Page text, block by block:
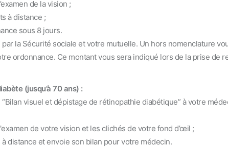
de la vision ;
à distance ;
sous 8 jours.
la Sécurité sociale et votre mutuelle. Un hors nomenclature
ordonnance. Ce montant vous sera indiqué lors de la prise de
(jusqu’à 70 ans) :
visuel et dépistage de rétinopathie diabétique” à votre
de votre vision et les clichés de votre fond d’œil ;
et envoie son bilan pour votre médecin.